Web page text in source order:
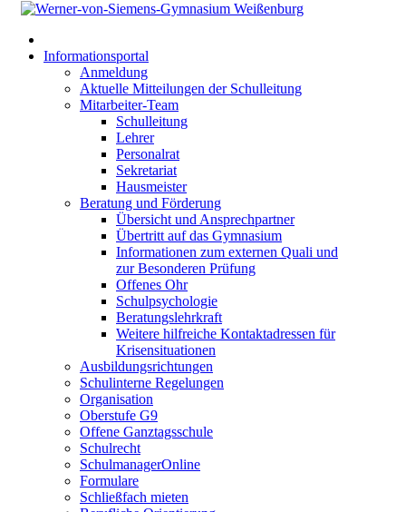
Informationsportal
Anmeldung
Aktuelle Mitteilungen der Schulleitung
Mitarbeiter-Team
Schulleitung
Lehrer
Personalrat
Sekretariat
Hausmeister
Beratung und Förderung
Übersicht und Ansprechpartner
Übertritt auf das Gymnasium
Informationen zum externen Quali und
zur Besonderen Prüfung
Offenes Ohr
Schulpsychologie
Beratungslehrkraft
Weitere hilfreiche Kontaktadressen für
Krisensituationen
Ausbildungsrichtungen
Schulinterne Regelungen
Organisation
Oberstufe G9
Offene Ganztagsschule
Schulrecht
SchulmanagerOnline
Formulare
Schließfach mieten